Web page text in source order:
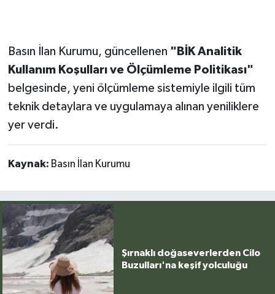
Basın İlan Kurumu, güncellenen "BİK Analitik
Kullanım Koşulları ve Ölçümleme Politikası"
belgesinde, yeni ölçümleme sistemiyle ilgili tüm
teknik detaylara ve uygulamaya alınan yeniliklere
yer verdi.
Kaynak: Basın İlan Kurumu
Şırnaklı doğaseverlerden Cilo
Buzulları'na keşif yolculuğu